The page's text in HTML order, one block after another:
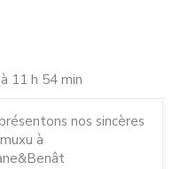
11 h 54 min
nos sincères
à